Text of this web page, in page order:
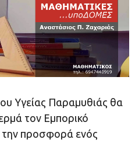
Υγείας Παραμυθιάς θα
τον Εμπορικό
την προσφορά ενός